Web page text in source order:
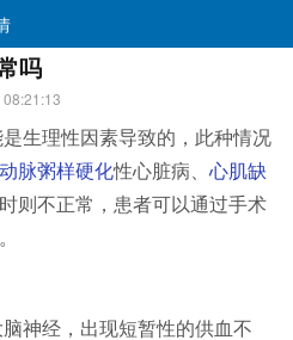
吗
生理性因素导致的，此种情况
动脉粥样硬化性心脏病、 心肌缺
则不正常，患者可以通过手术
神经，出现短暂性的供血不